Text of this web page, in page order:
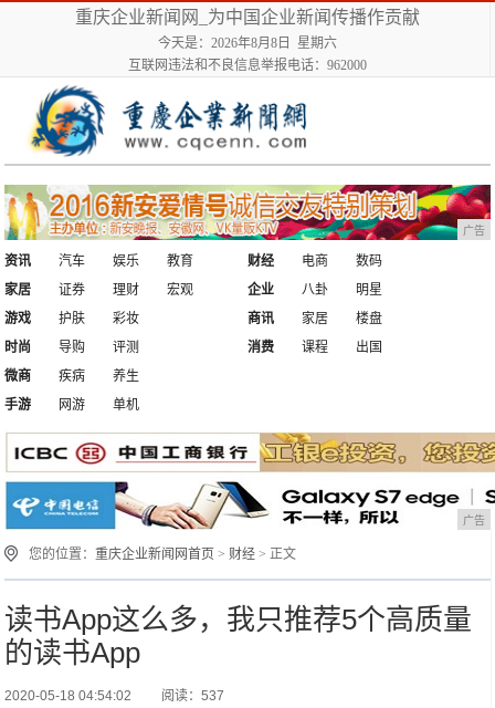
重庆企业新闻网_为中国企业新闻传播作贡献
今天是：2026年8月8日 星期六
互联网违法和不良信息举报电话：962000
广告
资讯 汽车 娱乐
教育
家居
证券 理财 宏观
财经 电商
数码
企业
八卦
明星
游戏
护肤
彩妆
时尚
导购 评测
商讯 家居
楼盘
消费
课程
出国
微商
疾病
养生
手游
网游 单机
广告
您的位置：重庆企业新闻网首页 > 财经 > 正文
读书App这么多，我只推荐5个高质量
的读书App
2020-05-18 04:54:02 阅读：537